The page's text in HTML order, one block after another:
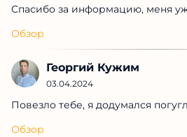
Спасибо за информацию, меня
Обзор
Георгий Кужим
03.04.2024
Повезло тебе, я додумался
Обзор